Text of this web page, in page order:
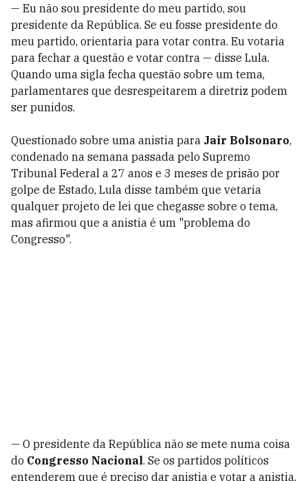
— Eu não sou presidente do meu partido, sou
presidente da República. Se eu fosse presidente do
meu partido, orientaria para votar contra. Eu votaria
para fechar a questão e votar contra — disse Lula.
Quando uma sigla fecha questão sobre um tema,
parlamentares que desrespeitarem a diretriz podem
ser punidos.
Questionado sobre uma anistia para Jair Bolsonaro,
condenado na semana passada pelo Supremo
Tribunal Federal a 27 anos e 3 meses de prisão por
golpe de Estado, Lula disse também que vetaria
qualquer projeto de lei que chegasse sobre o tema,
mas afirmou que a anistia é um "problema do
Congresso".
— O presidente da República não se mete numa coisa
do Congresso Nacional. Se os partidos políticos
entenderem que é preciso dar anistia e votar a anistia,